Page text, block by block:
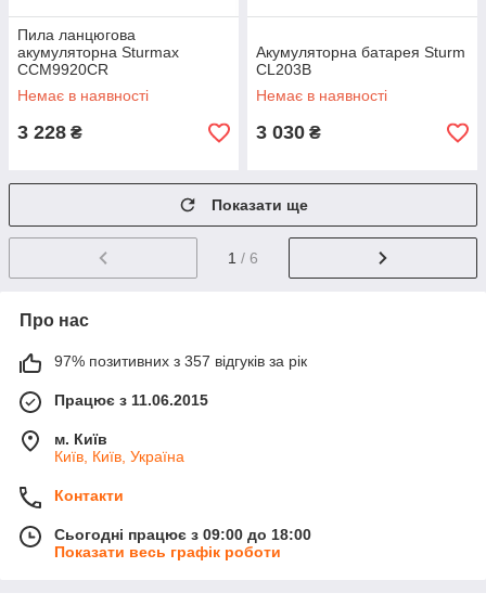
Пила ланцюгова
акумуляторна Sturmax
CCM9920CR
Немає в наявності
3 228 ₴
Акумуляторна батарея Sturm
CL203B
Немає в наявності
3 030 ₴
Показати ще
1 / 6
Про нас
97% позитивних з 357 відгуків за рік
Працює з 11.06.2015
м. Київ
Київ, Київ, Україна
Контакти
Сьогодні працює з 09:00 до 18:00
Показати весь графік роботи